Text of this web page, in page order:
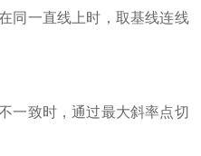
一直线上时，取基线连线
致时，通过最大斜率点切